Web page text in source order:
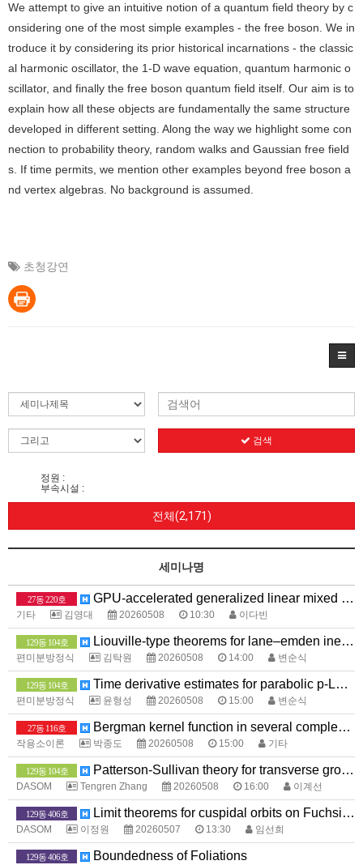
We attempt to give an intuitive notion of a quantum field theory by c
onsidering one of the most simple examples - the free boson. We in
troduce it by considering its prior historical incarnations - the classic
al harmonic oscillator, the 1-D wave equation, quantum harmonic o
scillator, and finally the free boson quantum field itself. Our aim is to
explain how all these objects are fundamentally the same structure
developed in different setting. Along the way we highlight some con
nection to probability theory, random walks and Gaussian free field
s. If time permits, we mention other examples beyond free boson a
nd vertex algebras. No background is assumed.
초청강연
검색
정원 :
부속시설 :
전체(2,171)
세미나명
27동 220호 GPU-accelerated generalized linear mixed models for biobank-scale association studies
기타 김영대 20260508 10:30 이다빈
129동 104호 Liouville-type theorems for lane–emden inequalities involving nonlocal operators
편미분방정식 김탁원 20260508 14:00 변순식
129동 104호 Time derivative estimates for parabolic p-Laplace equations and applications to optimal regularity
편미분방정식 윤형성 20260508 15:00 변순식
27동 116호 Bergman kernel function in several complex variables
작용소이론 박종도 20260508 15:00 기타
129동 104호 Patterson-Sullivan theory for transverse groups
DASOM Tengren Zhang 20260508 16:00 이계선
129동 406호 Limit theorems for cuspidal orbits on Fuchsian groups
DASOM 이정원 20260507 13:30 임선희
129동 406호 Boundedness of Foliations